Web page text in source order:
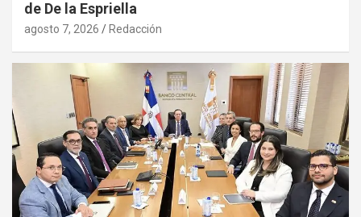
de De la Espriella
agosto 7, 2026 Redacción